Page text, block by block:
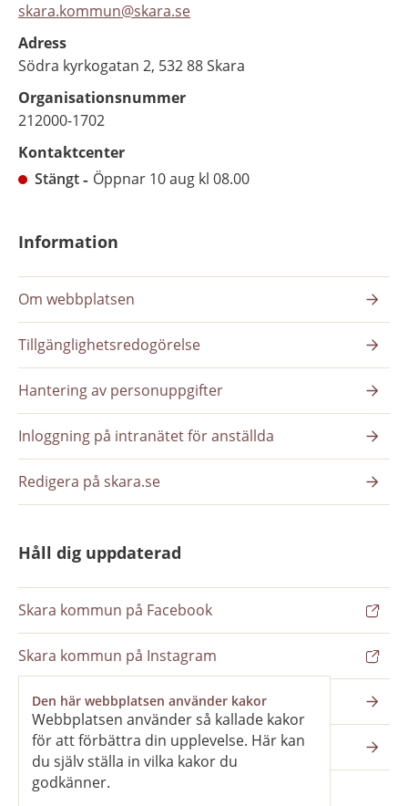
Den här webbplatsen använder kakor
Webbplatsen använder så kallade kakor
för att förbättra din upplevelse. Här kan
du själv ställa in vilka kakor du
godkänner.
skara.kommun@skara.se
Adress
Södra kyrkogatan 2, 532 88 Skara
Organisationsnummer
212000-1702
Kontaktcenter
Stängt
Öppnar 10 aug kl 08.00
Information
Om webbplatsen
Tillgänglighetsredogörelse
Hantering av personuppgifter
Inloggning på intranätet för anställda
Redigera på skara.se
Håll dig uppdaterad
Skara kommun på Facebook
Skara kommun på Instagram
Nyhetsbrev
Pressrum